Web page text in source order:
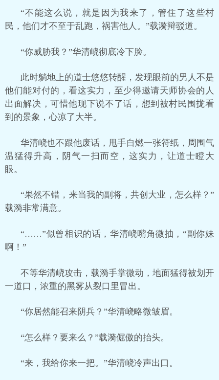
“不能这么说，就是因为我来了，管住了这些村
民，他们才不至于乱跑，祸害他人。”载漪辩驳道。
“你威胁我？”华清峣彻底冷下脸。
此时躺地上的道士悠悠转醒，发现眼前的男人不是
他们能对付的，看这实力，至少得邀请天师协会的人
出面解决，可惜他现下说不了话，想到被村民围拢看
到的景象，心凉了大半。
华清峣也不跟他废话，甩手自燃一张符纸，周围气
温猛得升高，阴气一扫而空，这实力，让道士瞪大
眼。
“果然不错，来当我的副将，共创大业，怎么样？”
载漪非常满意。
“……”似曾相识的话，华清峣嘴角微抽，“副你妹
啊！”
不等华清峣攻击，载漪手掌微动，地面猛得被划开
一道口，浓重的黑雾从裂口里冒出。
“你居然能召来阴兵？”华清峣略微皱眉。
“怎么样？要来么？”载漪倔傲的抬头。
“来，我给你来一把。”华清峣冷声出口。